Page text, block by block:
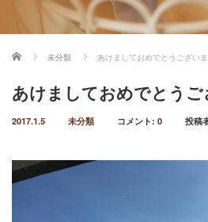
ホーム 未分類 あけましておめでとうござい
あけましておめでとう
2017.1.5 未分類 コメント: 0 投稿